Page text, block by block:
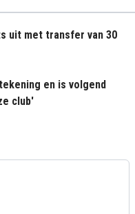
uit met transfer van 30
en is volgend
club'